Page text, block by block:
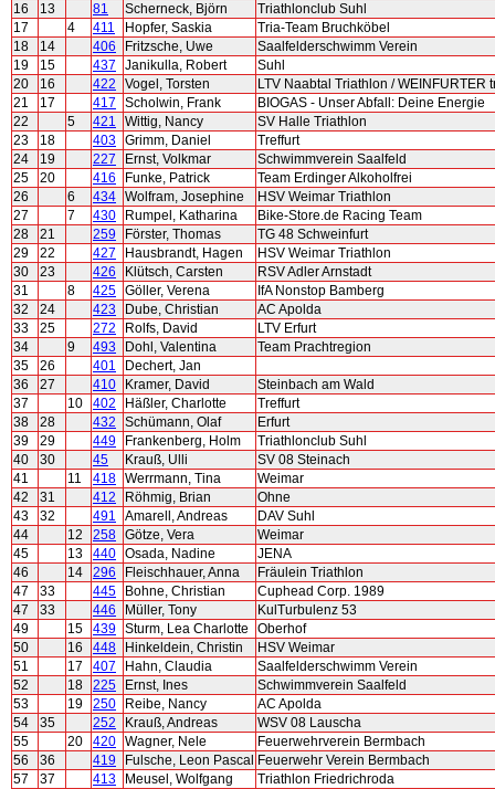
16
13 81 Scherneck, Björn
Triathlonclub Suhl
17
4 411 Hopfer, Saskia
Tria-Team Bruchköbel
18
14 406 Fritzsche, Uwe
Saalfelderschwimm Verein
19
15 437 Janikulla, Robert
Suhl
20
16 422 Vogel, Torsten
LTV Naabtal Triathlon / WEINFURTER
21
17 417 Scholwin, Frank
BIOGAS - Unser Abfall: Deine Energie
22
5 421 Wittig, Nancy
SV Halle Triathlon
23
18 403 Grimm, Daniel
Treffurt
24
19 227 Ernst, Volkmar
Schwimmverein Saalfeld
25
20 416 Funke, Patrick
Team Erdinger Alkoholfrei
26
6 434 Wolfram, Josephine
HSV Weimar Triathlon
27
7 430 Rumpel, Katharina
Bike-Store.de Racing Team
28
21 259 Förster, Thomas
TG 48 Schweinfurt
29
22 427 Hausbrandt, Hagen
HSV Weimar Triathlon
30
23 426 Klütsch, Carsten
RSV Adler Arnstadt
31
8 425 Göller, Verena
IfA Nonstop Bamberg
32
24 423 Dube, Christian
AC Apolda
33
25 272 Rolfs, David
LTV Erfurt
34
9 493 Dohl, Valentina
Team Prachtregion
35
26 401
Dechert, Jan
36
27 410 Kramer, David
Steinbach am Wald
37
10 402 Häßler, Charlotte
Treffurt
38
28 432 Schümann, Olaf
Erfurt
39
29 449 Frankenberg, Holm
Triathlonclub Suhl
40
30 45 Krauß, Ulli
SV 08 Steinach
41
11 418 Werrmann, Tina
Weimar
42
31 412 Röhmig, Brian
Ohne
43
32 491 Amarell, Andreas
DAV Suhl
44
12 258 Götze, Vera
Weimar
45
13 440 Osada, Nadine
JENA
46
14 296 Fleischhauer, Anna
Fräulein Triathlon
47
33 445 Bohne, Christian
Cuphead Corp. 1989
47
33 446 Müller, Tony
KulTurbulenz 53
49
15 439 Sturm, Lea Charlotte
Oberhof
50
16 448 Hinkeldein, Christin
HSV Weimar
51
17 407 Hahn, Claudia
Saalfelderschwimm Verein
52
18 225 Ernst, Ines
Schwimmverein Saalfeld
53
19 250 Reibe, Nancy
AC Apolda
54
35 252 Krauß, Andreas
WSV 08 Lauscha
55
20 420 Wagner, Nele
Feuerwehrverein Bermbach
56
36 419 Fulsche, Leon Pascal Feuerwehr Verein Bermbach
57
37 413 Meusel, Wolfgang
Triathlon Friedrichroda